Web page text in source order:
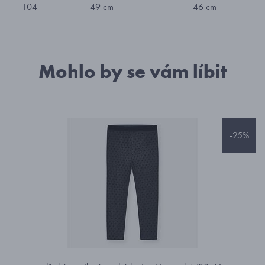
104 49 cm 46 cm
Mohlo by se vám líbit
-25%